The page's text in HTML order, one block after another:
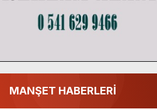
MANŞET HABERLERİ